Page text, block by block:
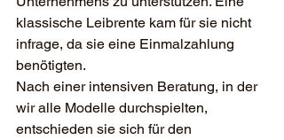
klassische Leibrente kam für sie nicht
infrage, da sie eine Einmalzahlung
benötigten.
Nach einer intensiven Beratung, in der
wir alle Modelle durchspielten,
entschieden sie sich für den